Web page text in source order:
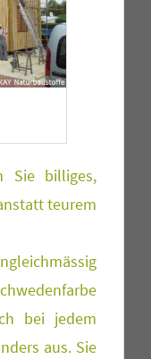
Sie billiges,
teurem
bei jedem
aus. Sie